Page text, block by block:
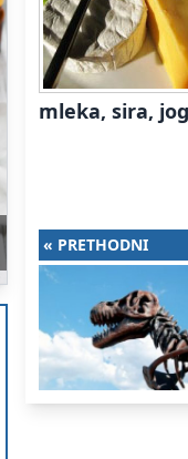
mleka, sira,
« PRETHODNI